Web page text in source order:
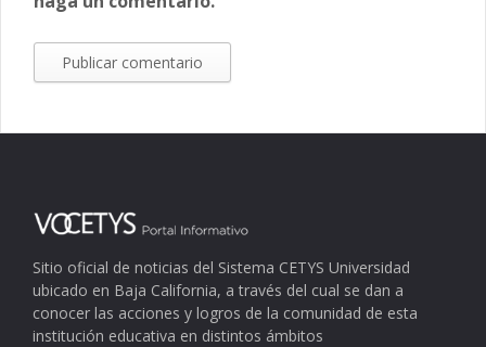
Sitio oficial de noticias del Sistema CETYS Universidad
ubicado en Baja California, a través del cual se dan a
conocer las acciones y logros de la comunidad de esta
institución educativa en distintos ámbitos